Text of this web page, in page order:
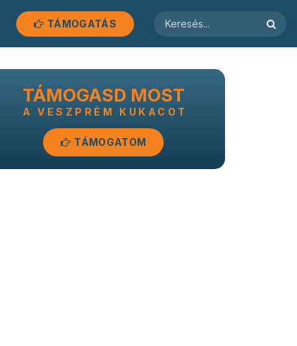
TÁMOGATÁS
TÁMOGASD MOST
A VESZPRÉM KUKACOT
TÁMOGATOM